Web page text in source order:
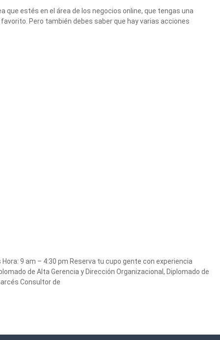
que estés en el área de los negocios online, que tengas una
Pero también debes saber que hay varias acciones
9 am – 4:30 pm Reserva tu cupo gente con experiencia
de Alta Gerencia y Dirección Organizacional, Diplomado de
Consultor de